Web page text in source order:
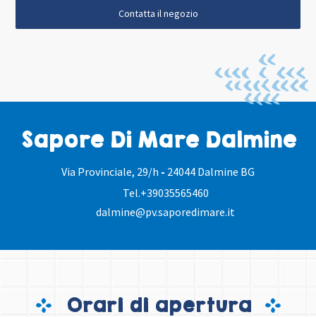
Sapore Di Mare Dalmine
Via Provinciale, 29/h - 24044 Dalmine BG
Tel.+39035565460
dalmine@pv.saporedimare.it
Contatta il negozio
Orari di apertura